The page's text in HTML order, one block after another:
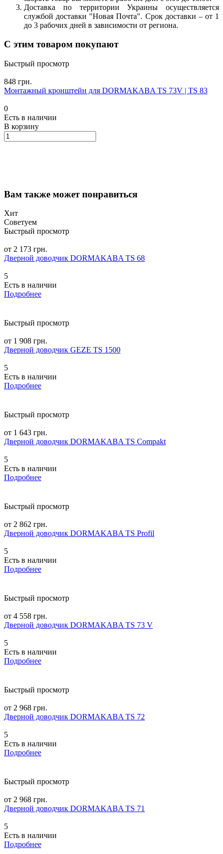
Доставка по территории Украины осуществляется
службой доставки "Новая Почта". Срок доставки – от 1
до 3 рабочих дней в зависимости от региона.
С этим товаром покупают
Быстрый просмотр
848 грн.
Монтажный кронштейн для DORMAKABA TS 73V | TS 83
0
Есть в наличии
В корзину
Вам также может понравиться
Хит
Советуем
Быстрый просмотр
от 2 173 грн.
Дверной доводчик DORMAKABA TS 68
5
Есть в наличии
Подробнее
Быстрый просмотр
от 1 908 грн.
Дверной доводчик GEZE TS 1500
5
Есть в наличии
Подробнее
Быстрый просмотр
от 1 643 грн.
Дверной доводчик DORMAKABA TS Compakt
5
Есть в наличии
Подробнее
Быстрый просмотр
от 2 862 грн.
Дверной доводчик DORMAKABA TS Profil
5
Есть в наличии
Подробнее
Быстрый просмотр
от 4 558 грн.
Дверной доводчик DORMAKABA TS 73 V
5
Есть в наличии
Подробнее
Быстрый просмотр
от 2 968 грн.
Дверной доводчик DORMAKABA TS 72
5
Есть в наличии
Подробнее
Быстрый просмотр
от 2 968 грн.
Дверной доводчик DORMAKABA TS 71
5
Есть в наличии
Подробнее